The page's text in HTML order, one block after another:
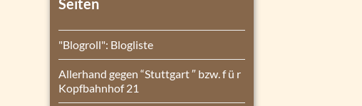
Seiten
"Blogroll": Blogliste
Allerhand gegen “Stuttgart ″ bzw. f ü r
Kopfbahnhof 21